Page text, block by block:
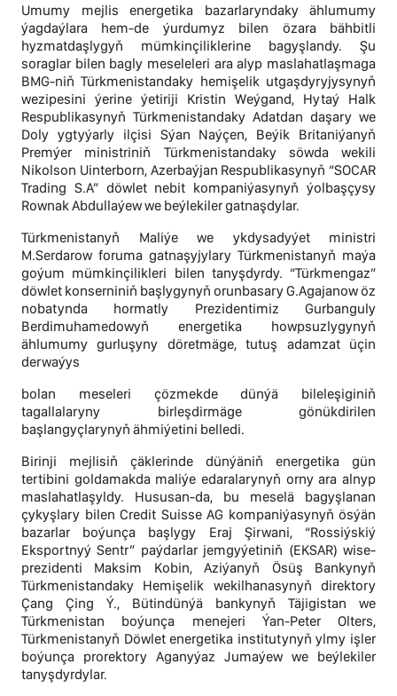
Umumy mejlis energetika bazarlaryndaky ählumumy
ýagdaýlara hem-de ýurdumyz bilen özara bähbitli
hyzmatdaşlygyň mümkinçiliklerine bagyşlandy. Şu
soraglar bilen bagly meseleleri ara alyp maslahatlaşmaga
BMG-niň Türkmenistandaky hemişelik utgaşdyryjysynyň
wezipesini ýerine ýetiriji Kristin Weýgand, Hytaý Halk
Respublikasynyň Türkmenistandaky Adatdan daşary we
Doly ygtyýarly ilçisi Sýan Naýçen, Beýik Britaniýanyň
Premýer ministriniň Türkmenistandaky söwda wekili
Nikolson Uinterborn, Azerbaýjan Respublikasynyň “SOСAR
Trading S.A” döwlet nebit kompaniýasynyň ýolbaşçysy
Rownak Abdullaýew we beýlekiler gatnaşdylar.
Türkmenistanyň Maliýe we ykdysadyýet ministri
M.Serdarow foruma gatnaşyjylary Türkmenistanyň maýa
goýum mümkinçilikleri bilen tanyşdyrdy. “Türkmengaz”
döwlet konserniniň başlygynyň orunbasary G.Agajanow öz
nobatynda hormatly Prezidentimiz Gurbanguly
Berdimuhamedowyň energetika howpsuzlygynyň
ählumumy gurluşyny döretmäge, tutuş adamzat üçin
derwaýys
bolan meseleri çözmekde dünýä bileleşiginiň
tagallalaryny birleşdirmäge gönükdirilen
başlangyçlarynyň ähmiýetini belledi.
Birinji mejlisiň çäklerinde dünýäniň energetika gün
tertibini goldamakda maliýe edaralarynyň orny ara alnyp
maslahatlaşyldy. Hususan-da, bu meselä bagyşlanan
çykyşlary bilen Credit Suisse AG kompaniýasynyň ösýän
bazarlar boýunça başlygy Eraj Şirwani, “Rossiýskiý
Eksportnyý Sentr” paýdarlar jemgyýetiniň (EKSAR) wise-
prezidenti Maksim Kobin, Aziýanyň Ösüş Bankynyň
Türkmenistandaky Hemişelik wekilhanasynyň direktory
Çang Çing Ý., Bütindünýä bankynyň Täjigistan we
Türkmenistan boýunça menejeri Ýan-Peter Olters,
Türkmenistanyň Döwlet energetika institutynyň ylmy işler
boýunça prorektory Aganyýaz Jumaýew we beýlekiler
tanyşdyrdylar.